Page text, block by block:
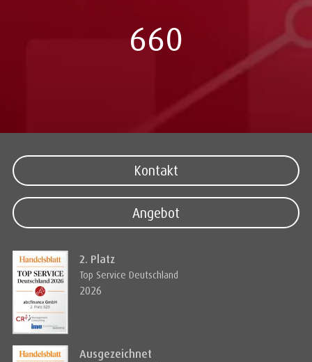
660
Kontakt
Angebot
2. Platz
Top Service Deutschland
2026
Ausgezeichnet